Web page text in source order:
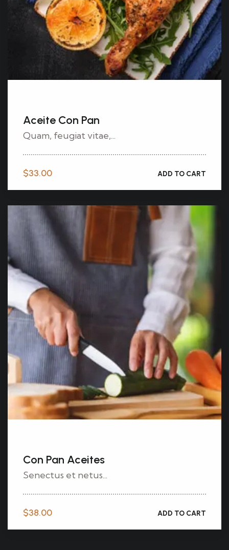
Aceite Con Pan
Quam, feugiat vitae,...
$33.00 ADD TO CART
Con Pan Aceites
Senectus et netus...
$38.00 ADD TO CART